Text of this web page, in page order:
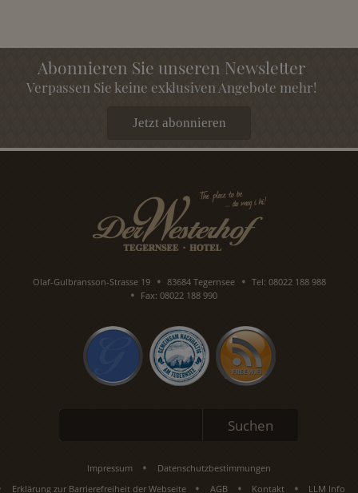
Abonnieren Sie unseren Newsletter
Verpassen Sie keine exklusiven Angebote mehr!
Jetzt abonnieren
Olaf-Gulbransson-Strasse 19 83684 Tegernsee
Tel: 08022 188 988
Fax: 08022 188 990
Suchbegriffe
Suchen
Impressum
Datenschutzbestimmungen
Erklärung zur Barrierefreiheit der Webseite
AGB Kontakt LLM Info